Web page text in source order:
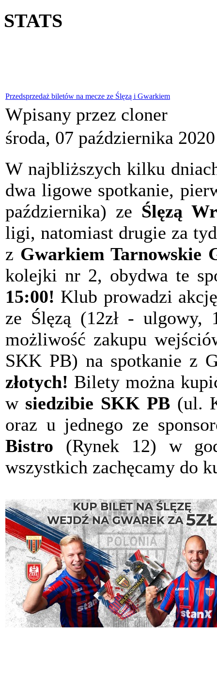
STATS
Przedsprzedaż biletów na mecze ze Ślęzą i Gwarkiem
Wpisany przez cloner
środa, 07 października
W najbliższych kilku
dwa ligowe spotkanie,
października) ze Ślęzą
ligi, natomiast drugie za
z Gwarkiem Tarnowskie
kolejki nr 2, obydwa te
15:00! Klub prowadzi
ze Ślęzą (12zł - ulgowy,
możliwość zakupu
SKK PB) na spotkanie z
złotych! Bilety można
w siedzibie SKK PB (ul.
oraz u jednego ze
Bistro (Rynek 12) w
wszystkich zachęcamy do